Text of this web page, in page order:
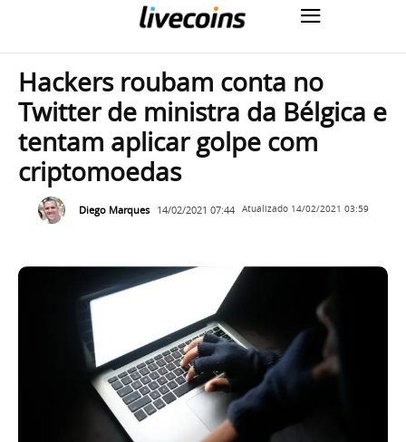
Hackers roubam conta no
Twitter de ministra da Bélgica e
tentam aplicar golpe com
criptomoedas
Diego Marques 14/02/2021 07:44 Atualizado 14/02/2021 03:59